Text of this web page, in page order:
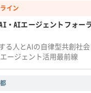
イン
・AIエージェントフォー
る人とAIの自律型共創社
ージェント活用最前線